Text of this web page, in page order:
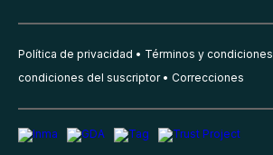
Política de privacidad Términos y condiciones
condiciones del suscriptor
Correcciones